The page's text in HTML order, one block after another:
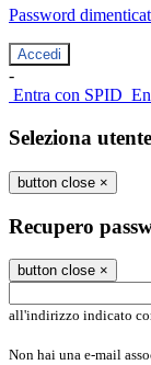
Password
-
Entra con SPID
Seleziona utente
button close ×
Recupero
button close ×
all'indirizzo indicato
Non hai una e-mail